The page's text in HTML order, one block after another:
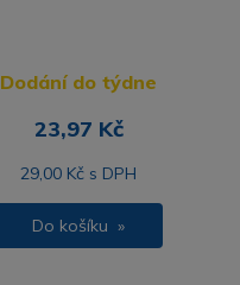
Dodání do týdne
23,97 Kč
29,00 Kč s DPH
Do košíku »